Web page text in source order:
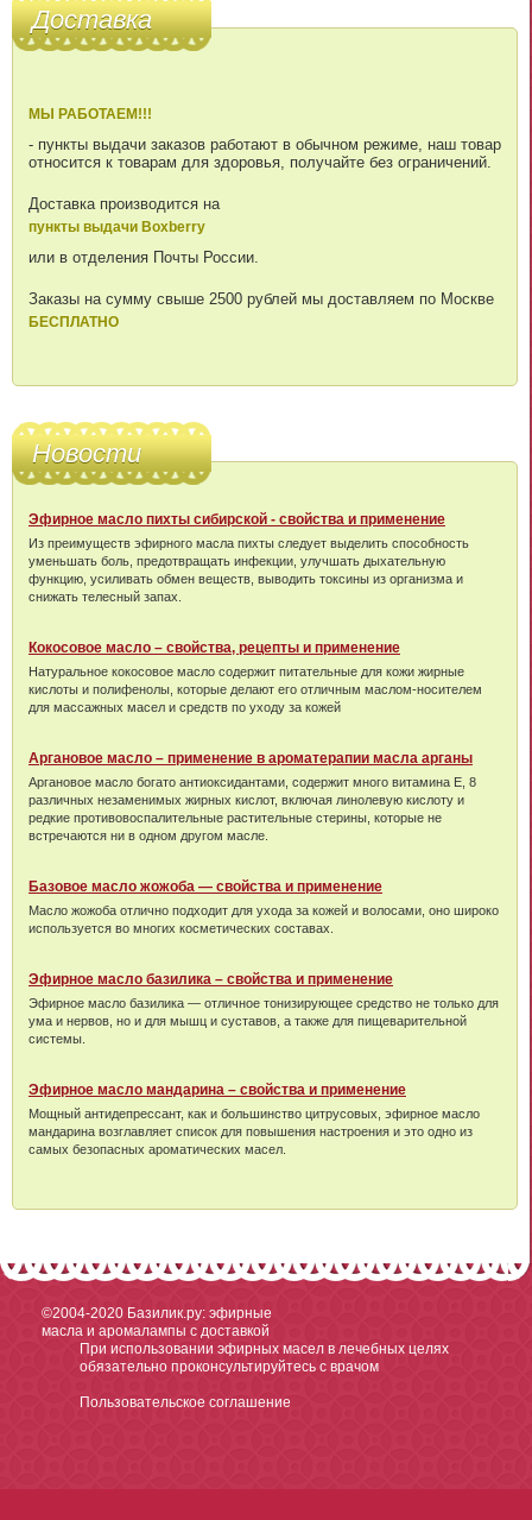
Доставка
МЫ РАБОТАЕМ!!!
- пункты выдачи заказов работают в обычном режиме, наш товар
относится к товарам для здоровья, получайте без ограничений.
Доставка производится на
пункты выдачи Boxberry
или в отделения Почты России.
Заказы на сумму свыше 2500 рублей мы доставляем по Москве
БЕСПЛАТНО
Новости
Эфирное масло пихты сибирской - свойства и применение
Из преимуществ эфирного масла пихты следует выделить способность
уменьшать боль, предотвращать инфекции, улучшать дыхательную
функцию, усиливать обмен веществ, выводить токсины из организма и
снижать телесный запах.
Кокосовое масло – свойства, рецепты и применение
Натуральное кокосовое масло содержит питательные для кожи жирные
кислоты и полифенолы, которые делают его отличным маслом-носителем
для массажных масел и средств по уходу за кожей
Аргановое масло – применение в ароматерапии масла арганы
Аргановое масло богато антиоксидантами, содержит много витамина Е, 8
различных незаменимых жирных кислот, включая линолевую кислоту и
редкие противовоспалительные растительные стерины, которые не
встречаются ни в одном другом масле.
Базовое масло жожоба — свойства и применение
Масло жожоба отлично подходит для ухода за кожей и волосами, оно широко
используется во многих косметических составах.
Эфирное масло базилика – свойства и применение
Эфирное масло базилика — отличное тонизирующее средство не только для
ума и нервов, но и для мышц и суставов, а также для пищеварительной
системы.
Эфирное масло мандарина – свойства и применение
Мощный антидепрессант, как и большинство цитрусовых, эфирное масло
мандарина возглавляет список для повышения настроения и это одно из
самых безопасных ароматических масел.
©2004-2020 Базилик.ру: эфирные
масла и аромалампы с доставкой
При использовании эфирных масел в лечебных целях
обязательно проконсультируйтесь с врачом
Пользовательское соглашение